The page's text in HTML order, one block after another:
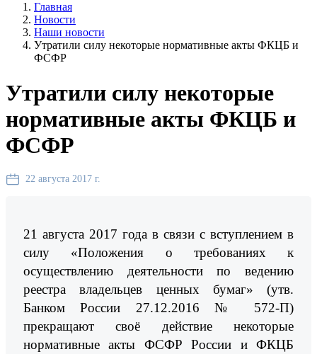
Главная
Новости
Наши новости
Утратили силу некоторые нормативные акты ФКЦБ и
ФСФР
Утратили силу некоторые
нормативные акты ФКЦБ и
ФСФР
22 августа 2017 г.
21 августа 2017 года в связи с вступлением в
силу «Положения о требованиях к
осуществлению деятельности по ведению
реестра владельцев ценных бумаг» (утв.
Банком России 27.12.2016 № 572-П)
прекращают своё действие некоторые
нормативные акты ФСФР России и ФКЦБ